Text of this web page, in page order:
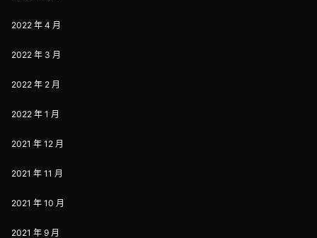
2022 年 4 月
2022 年 3 月
2022 年 2 月
2022 年 1 月
2021 年 12 月
2021 年 11 月
2021 年 10 月
2021 年 9 月